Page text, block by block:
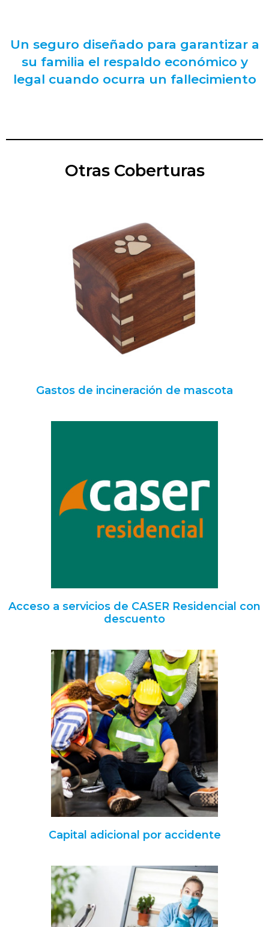
Un seguro diseñado para garantizar a
su familia el respaldo económico y
legal cuando ocurra un fallecimiento
Otras Coberturas
Gastos de incineración de mascota
Acceso a servicios de CASER Residencial con
descuento
Capital adicional por accidente